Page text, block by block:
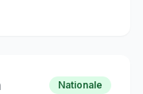
Nationale